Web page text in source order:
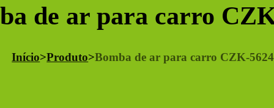
de ar para carro
Início>Produto>Bomba de ar para carro CZK-5624